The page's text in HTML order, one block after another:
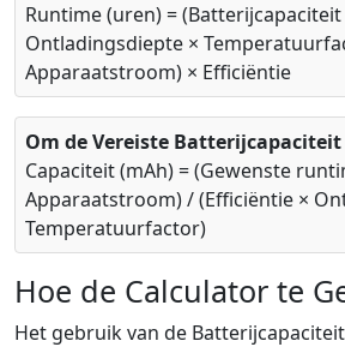
Runtime (uren) = (Batterijcapaciteit
Ontladingsdiepte ×
Apparaatstroom) × Efficiëntie
Om de Vereiste
Capaciteit (mAh) = (Gewenste
Apparaatstroom) / (Efficiëntie ×
Temperatuurfactor)
Hoe de Calculator te
Het gebruik van de